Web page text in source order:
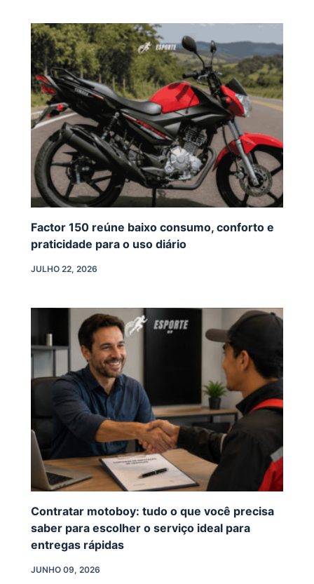
Factor 150 reúne baixo consumo, conforto e
praticidade para o uso diário
JULHO 22, 2026
Contratar motoboy: tudo o que você precisa
saber para escolher o serviço ideal para
entregas rápidas
JUNHO 09, 2026